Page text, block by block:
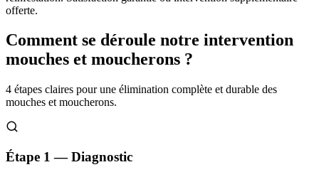
offerte.
Comment se déroule notre intervention
mouches et moucherons ?
4 étapes claires pour une élimination complète et durable des
mouches et moucherons.
Étape 1 — Diagnostic